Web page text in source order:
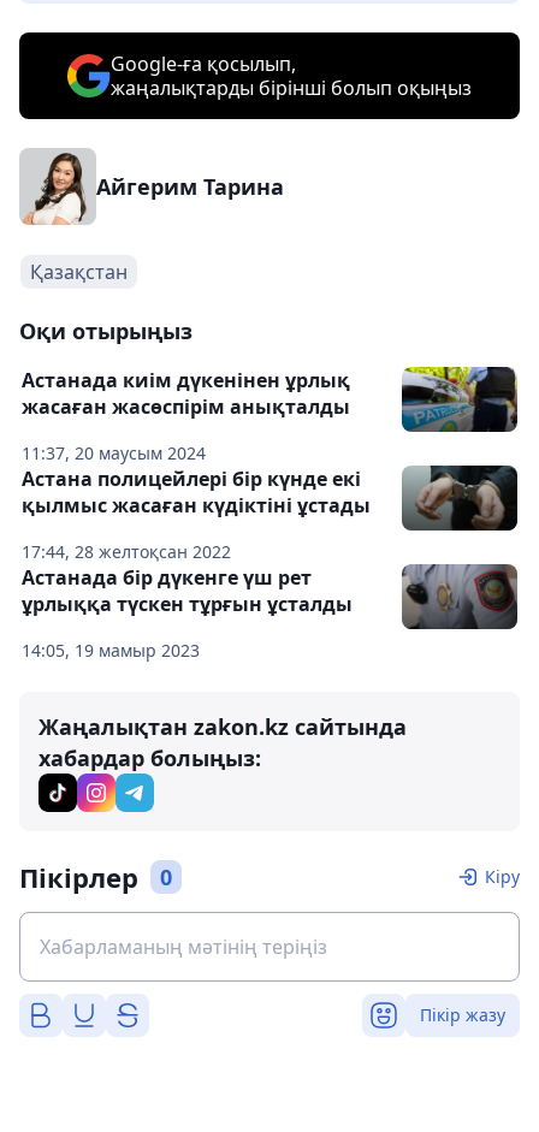
Google-ға қосылып,
жаңалықтарды бірінші болып оқыңыз
Айгерим Тарина
Қазақстан
Оқи отырыңыз
11:37, 20 маусым 2024
Астанада киім дүкенінен ұрлық
жасаған жасөспірім анықталды
17:44, 28 желтоқсан 2022
Астана полицейлері бір күнде екі
қылмыс жасаған күдіктіні ұстады
14:05, 19 мамыр 2023
Астанада бір дүкенге үш рет
ұрлыққа түскен тұрғын ұсталды
Жаңалықтан zakon.kz сайтында
хабардар болыңыз:
Пікірлер 0 Кіру
Пікір жазу